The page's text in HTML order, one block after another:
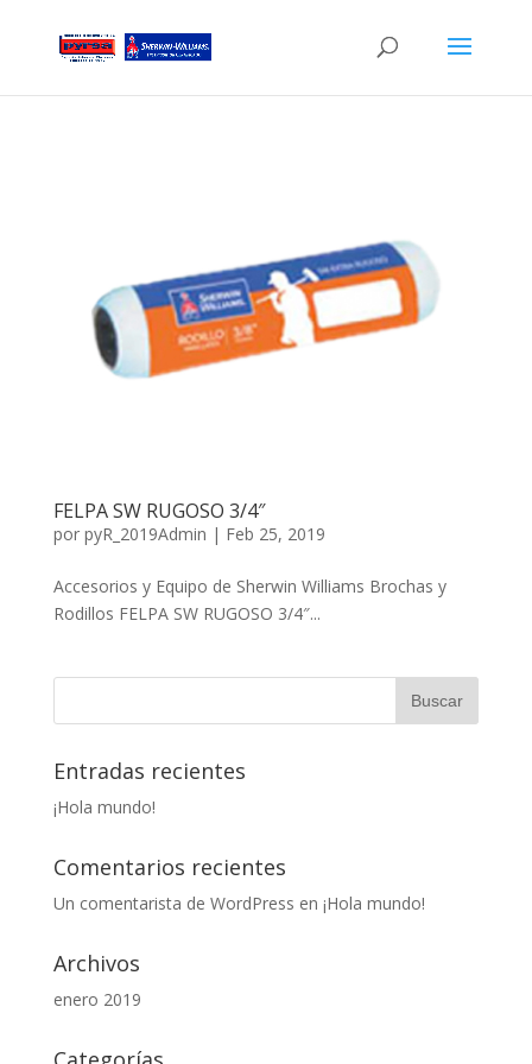
FELPA SW RUGOSO 3/4″
por pyR_2019Admin | Feb 25, 2019
Accesorios y Equipo de Sherwin Williams Brochas y
Rodillos FELPA SW RUGOSO 3/4″...
Entradas recientes
¡Hola mundo!
Comentarios recientes
Un comentarista de WordPress en ¡Hola mundo!
Archivos
enero 2019